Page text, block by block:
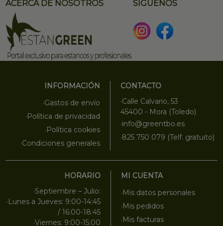
ACERCA DE NOSOTROS SÍGUENOS
INFORMACIÓN
·Gastos de envío
·Política de privacidad
·Política cookies
·Condiciones generales
CONTACTO
·Calle Calvario, 53
45400 - Mora (Toledo)
·info@greentbo.es
·825 750 079 (Telf. gratuito)
HORARIO
·Septiembre – Julio:
·Lunes a Jueves: 9:00-14:45
/ 16:00-18:45
·Viernes: 9:00-15:00
MI CUENTA
·Mis datos personales
·Mis pedidos
·Mis facturas